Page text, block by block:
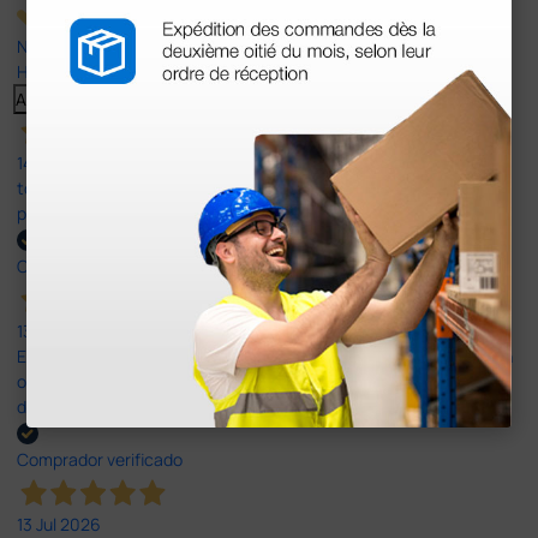
Nuestras reseñas de 4 y 5 estrellas.
Haga clic aquí para leerlos todos >
Anterior
14 Jul 2026
todo correcto. podria señalar que un poco caro los portes y el
plazo de entrega se alarga.
Comprador verificado
13 Jul 2026
Es fácil hacer el pedido. El producto, bastante mas barato que en
otras plataformas de material médico. Pero el envío cuesta más
del doble que en cualquier otra empresa dentro de España.
Comprador verificado
13 Jul 2026